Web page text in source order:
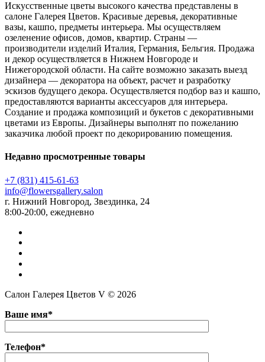
Искусственные цветы высокого качества представлены в
салоне Галерея Цветов. Красивые деревья, декоративные
вазы, кашпо, предметы интерьера. Мы осуществляем
озеленение офисов, домов, квартир. Страны —
производители изделий Италия, Германия, Бельгия. Продажа
и декор осуществляется в Нижнем Новгороде и
Нижегородской области. На сайте возможно заказать выезд
дизайнера — декоратора на объект, расчет и разработку
эскизов будущего декора. Осуществляется подбор ваз и кашпо,
предоставляются варианты аксессуаров для интерьера.
Создание и продажа композиций и букетов с декоративными
цветами из Европы. Дизайнеры выполнят по пожеланию
заказчика любой проект по декорированию помещения.
Недавно просмотренные товары
+7 (831) 415-61-63
info@flowersgallery.salon
г. Нижний Новгород, Звездинка, 24
8:00-20:00, ежедневно
Салон Галерея Цветов V © 2026
Ваше имя*
Телефон*